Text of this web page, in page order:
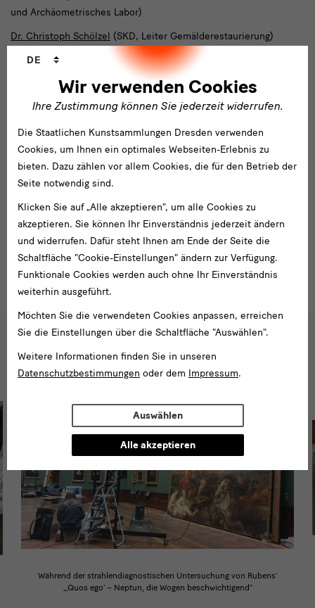
und Archäometrisches Labor)
Dr. Christoph Schölzel (SKD, Leiter Gemälderestaurierung)
Ulrike Schauerte (HfBK, Doktorandin im Fachbereich
Laura Princzes (SKD, Mitarbeiterin Gemälderestaurierung)
Förderer
TEFAF Museum Restoration Fund
Freistaat Sachsen
Vertretung von Flandern / Bart Brosius, Generaldelegierter von
Flandern
Während der strahlendiagnostischen Untersuchung von Rubens‘
„‚Quos ego‘ – Neptun, die Wogen beschwichtigend“
Wir verwenden Cookies
Ihre Zustimmung können Sie jederzeit widerrufen.
DE
Die Staatlichen Kunstsammlungen Dresden verwenden
Cookies, um Ihnen ein optimales Webseiten-Erlebnis zu
bieten. Dazu zählen vor allem Cookies, die für den Betrieb der
Seite notwendig sind.
Klicken Sie auf „Alle akzeptieren“, um alle Cookies zu
akzeptieren. Sie können Ihr Einverständnis jederzeit ändern
und widerrufen. Dafür steht Ihnen am Ende der Seite die
Schaltfläche "Cookie-Einstellungen" ändern zur Verfügung.
Funktionale Cookies werden auch ohne Ihr Einverständnis
weiterhin ausgeführt.
Möchten Sie die verwendeten Cookies anpassen, erreichen
Sie die Einstellungen über die Schaltfläche "Auswählen".
Weitere Informationen finden Sie in unseren
Datenschutzbestimmungen oder dem Impressum.
Auswählen
Alle akzeptieren